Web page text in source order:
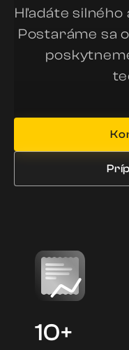
Hľadáte
Postaráme sa
10+